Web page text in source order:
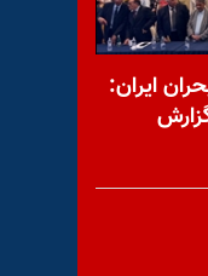
طیبه
ایران: